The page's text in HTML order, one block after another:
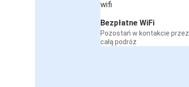
Bezpłatne WiFi
Pozostań w kontakcie przez
całą podróż